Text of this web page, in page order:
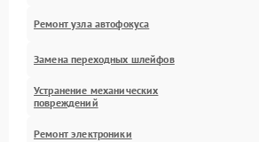
Ремонт узла автофокуса
Замена переходных шлейфов
Устранение механических
повреждений
Ремонт электроники